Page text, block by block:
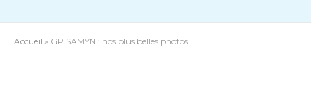
Accueil » GP SAMYN : nos plus belles photos